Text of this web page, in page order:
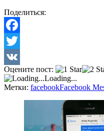
Поделиться:
Facebook
Twitter
VK
Оцените пост:
Loading...
Метки: facebookFacebook